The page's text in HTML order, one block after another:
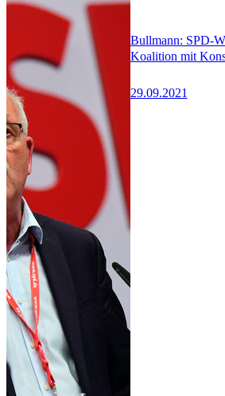
Bullmann: SPD-
Koalition mit
29.09.2021